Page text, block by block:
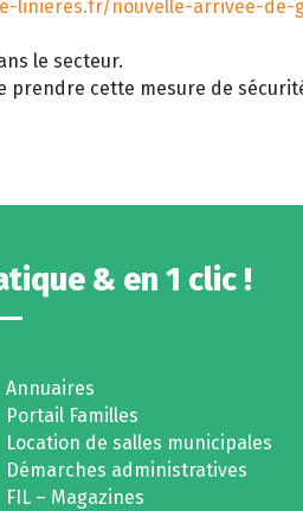
linieres.fr/nouvelle-arrivee-de-
le secteur.
prendre cette mesure de
& en 1 clic !
Annuaires
Portail Familles
Location de salles municipales
Démarches administratives
FIL – Magazines